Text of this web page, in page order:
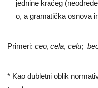
jednine kraćeg
o, a gramatička osnova
Primeri: ceo, cela, celu;
* Kao dubletni oblik